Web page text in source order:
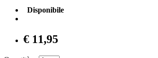
Disponibile
€ 11,95